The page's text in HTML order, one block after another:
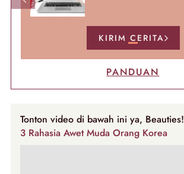
KIRIM CERITA
PANDUAN
Tonton video di bawah ini ya, Beauties!
3 Rahasia Awet Muda Orang Korea